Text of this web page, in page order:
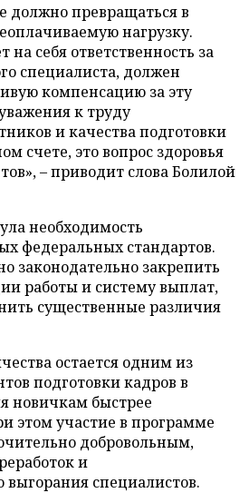
должно превращаться в
нагрузку.
на себя ответственность за
специалиста, должен
компенсацию за эту
к труду
и качества подготовки
счете, это вопрос здоровья
– приводит слова Болилой
необходимость
федеральных стандартов.
законодательно закрепить
работы и систему выплат,
существенные различия
остается одним из
подготовки кадров в
новичкам быстрее
этом участие в программе
добровольным,
и
выгорания специалистов.